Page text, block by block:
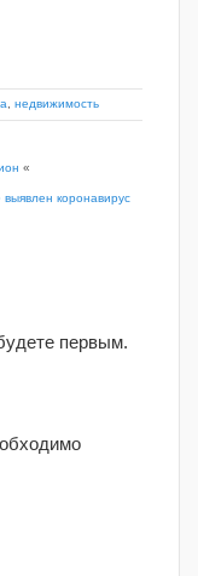
недвижимость
«
коронавирус
первым.